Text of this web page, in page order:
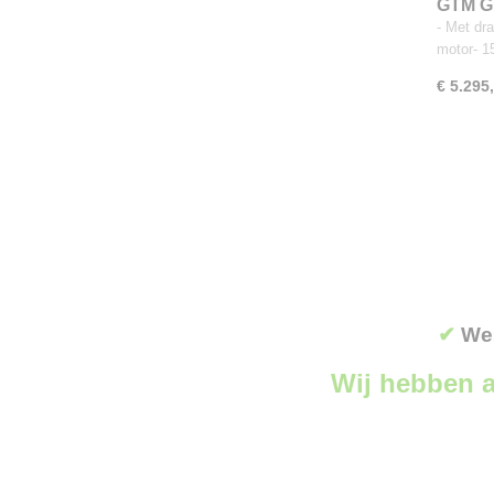
GTM
- Met
motor-
€
✔
Wij hebben